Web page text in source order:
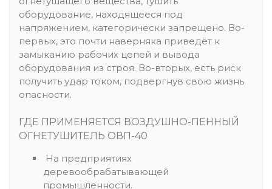
оборудование, находящееся под
напряжением, категорически запрещено. Во-
первых, это почти наверняка приведёт к
замыканию рабочих цепей и вывода
оборудования из строя. Во-вторых, есть риск
получить удар током, подвергнув свою жизнь
опасности.
ГДЕ ПРИМЕНЯЕТСЯ ВОЗДУШНО-ПЕННЫЙ
ОГНЕТУШИТЕЛЬ ОВП-40
На предприятиях
деревообрабатывающей
промышленности.